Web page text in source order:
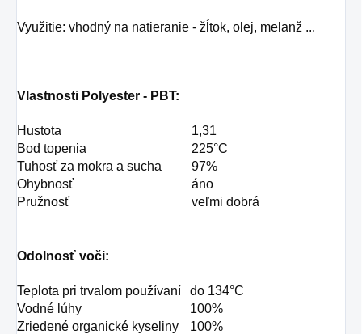
Využitie: vhodný na natieranie - žĺtok, olej, melanž ...
Vlastnosti Polyester - PBT:
Hustota
1,31
Bod topenia
225°C
Tuhosť za mokra a sucha
97%
Ohybnosť
áno
Pružnosť
veľmi dobrá
Odolnosť voči:
Teplota pri trvalom používaní
do 134°C
Vodné lúhy
100%
Zriedené organické kyseliny
100%